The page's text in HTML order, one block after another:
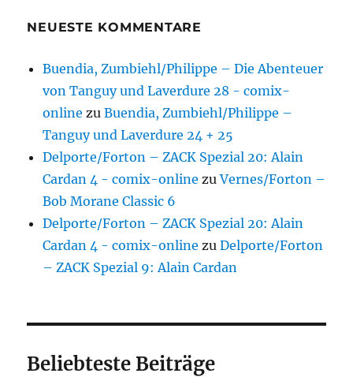
NEUESTE KOMMENTARE
Buendia, Zumbiehl/Philippe – Die Abenteuer
von Tanguy und Laverdure 28 - comix-
online zuBuendia, Zumbiehl/Philippe –
Tanguy und Laverdure 24 + 25
Delporte/Forton – ZACK Spezial 20: Alain
Cardan 4 - comix-online zuVernes/Forton –
Bob Morane Classic 6
Delporte/Forton – ZACK Spezial 20: Alain
Cardan 4 - comix-online zuDelporte/Forton
– ZACK Spezial 9: Alain Cardan
Beliebteste Beiträge